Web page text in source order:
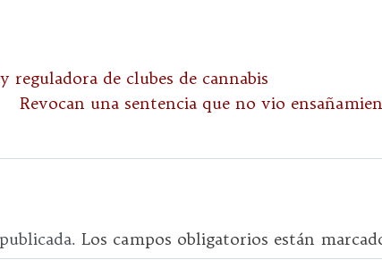
de clubes de cannabis
Revocan una sentencia que no vio
Los campos obligatorios están